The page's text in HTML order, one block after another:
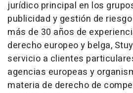
jurídico principal en los
publicidad y gestión de
más de 30 años de
derecho europeo y belga,
servicio a clientes
agencias europeas y
materia de derecho de